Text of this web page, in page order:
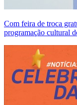
Com feira de troca
programação cultural